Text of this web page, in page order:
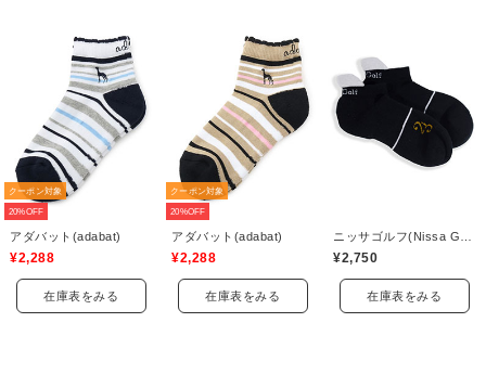
クーポン対象
20%OFF
アダバット(adabat)
¥2,288
在庫表をみる
クーポン対象
20%OFF
アダバット(adabat)
¥2,288
在庫表をみる
¥2,750
在庫表をみる